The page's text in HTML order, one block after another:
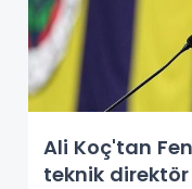
Ali Koç'tan
teknik